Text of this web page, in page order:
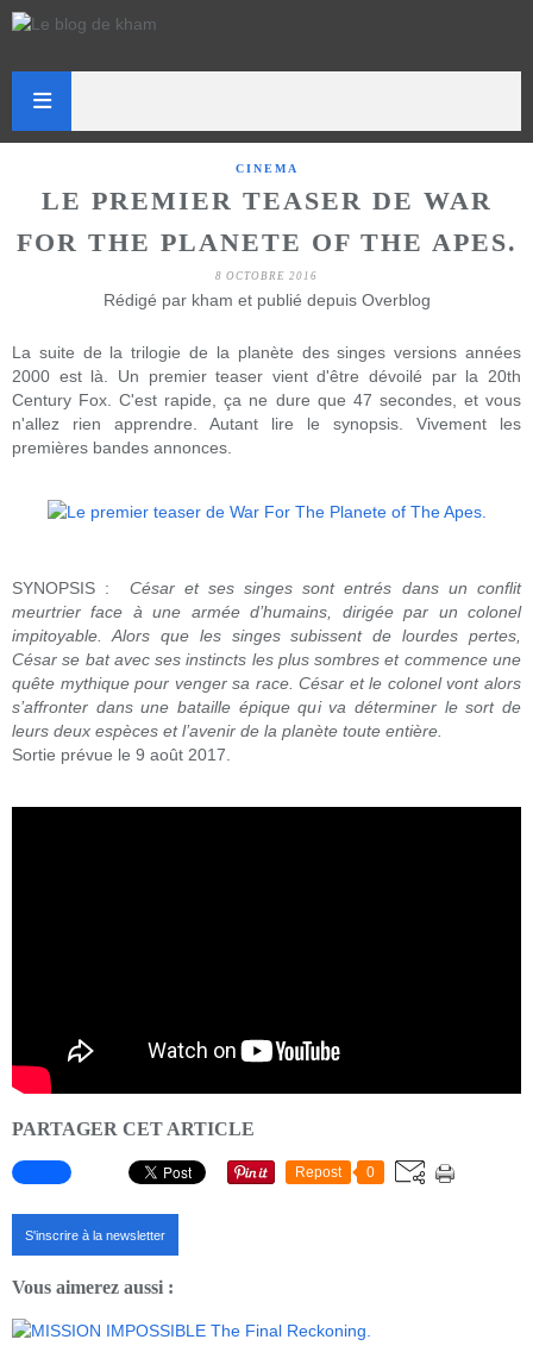
CINEMA
LE PREMIER TEASER DE WAR
FOR THE PLANETE OF THE APES.
8 OCTOBRE 2016
Rédigé par kham et publié depuis Overblog
La suite de la trilogie de la planète des singes versions années
2000 est là. Un premier teaser vient d'être dévoilé par la 20th
Century Fox. C'est rapide, ça ne dure que 47 secondes, et vous
n'allez rien apprendre. Autant lire le synopsis. Vivement les
premières bandes annonces.
SYNOPSIS : César et ses singes sont entrés dans un conflit
meurtrier face à une armée d’humains, dirigée par un colonel
impitoyable. Alors que les singes subissent de lourdes pertes,
César se bat avec ses instincts les plus sombres et commence une
quête mythique pour venger sa race. César et le colonel vont alors
s’affronter dans une bataille épique qui va déterminer le sort de
leurs deux espèces et l’avenir de la planète toute entière.
Sortie prévue le 9 août 2017.
PARTAGER CET ARTICLE
Repost 0
S'inscrire à la newsletter
Vous aimerez aussi :